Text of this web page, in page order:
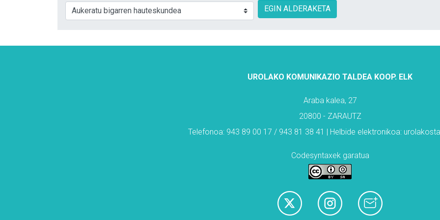
EGIN ALDERAKETA
UROLAKO KOMUNIKAZIO TALDEA KOOP. ELK
Araba kalea, 27
20800 - ZARAUTZ
Telefonoa: 943 89 00 17 / 943 81 38 41 | Helbide elektronikoa:
Codesyntaxek garatua